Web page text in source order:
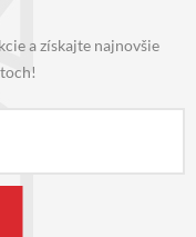
a získajte najnovšie